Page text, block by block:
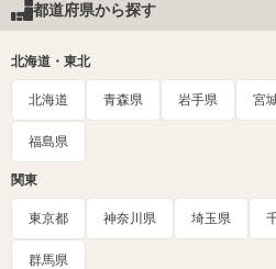
都道府県から探す
北海道・東北
北海道 青森県 岩手県 宮
福島県
関東
東京都 神奈川県 埼玉県
群馬県